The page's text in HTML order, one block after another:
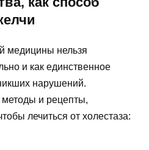
медицины нельзя
и как единственное
нарушений.
и рецепты,
лечиться от холестаза: